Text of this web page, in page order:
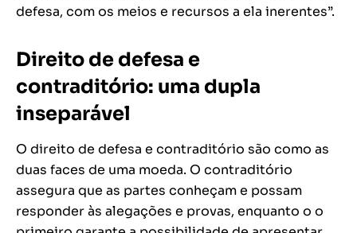
defesa, com os meios e recursos a ela inerentes”.
Direito de defesa e
contraditório: uma dupla
inseparável
O direito de defesa e contraditório são como as
duas faces de uma moeda. O contraditório
assegura que as partes conheçam e possam
responder às alegações e provas, enquanto o o